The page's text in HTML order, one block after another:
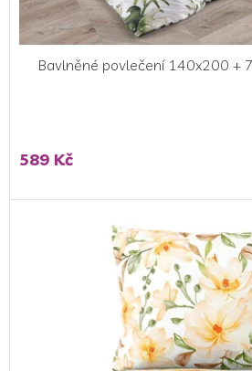
Bavlněné povlečení 140x200 +
589 Kč